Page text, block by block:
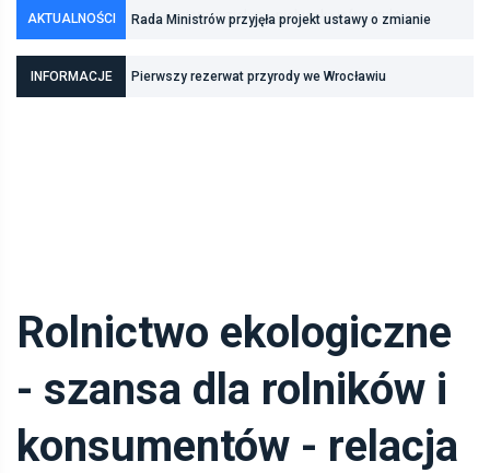
AKTUALNOŚCI Rada Ministrów przyjęła projekt ustawy o zmianie
INFORMACJE
Pierwszy rezerwat przyrody we Wrocławiu
Rolnictwo ekologiczne
- szansa dla rolników i
konsumentów - relacja